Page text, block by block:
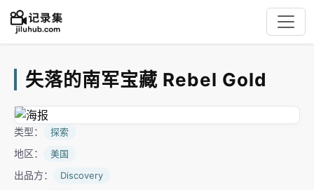
失落的南军宝藏 Rebel Gold
类型： 探索
地区： 美国
出品方： Discovery